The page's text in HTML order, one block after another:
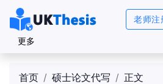
老师注
更多
首页 硕士论文代写 正文